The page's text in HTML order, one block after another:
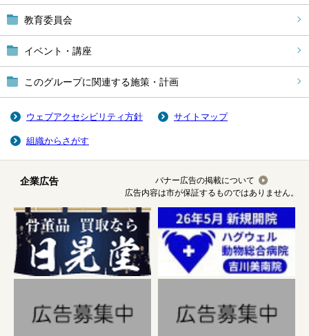
教育委員会
イベント・講座
このグループに関連する施策・計画
ウェブアクセシビリティ方針 サイトマップ
組織からさがす
企業広告
バナー広告の掲載について
広告内容は市が保証するものではありません。